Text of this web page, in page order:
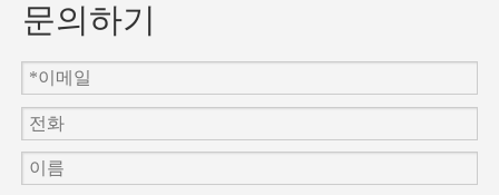
문의하기